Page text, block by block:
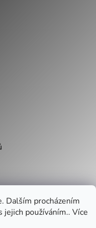
Dalším procházením
používáním.. Více